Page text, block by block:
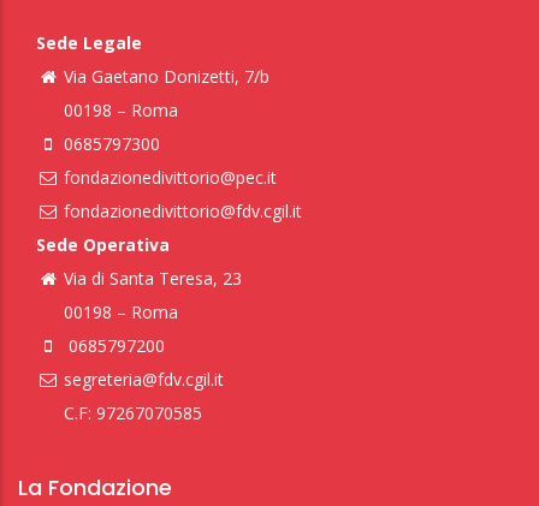
Sede Legale
Via Gaetano Donizetti, 7/b
00198 – Roma
0685797300
fondazionedivittorio@pec.it
fondazionedivittorio@fdv.cgil.it
Sede Operativa
Via di Santa Teresa, 23
00198 – Roma
0685797200
segreteria@fdv.cgil.it
C.F: 97267070585
La Fondazione